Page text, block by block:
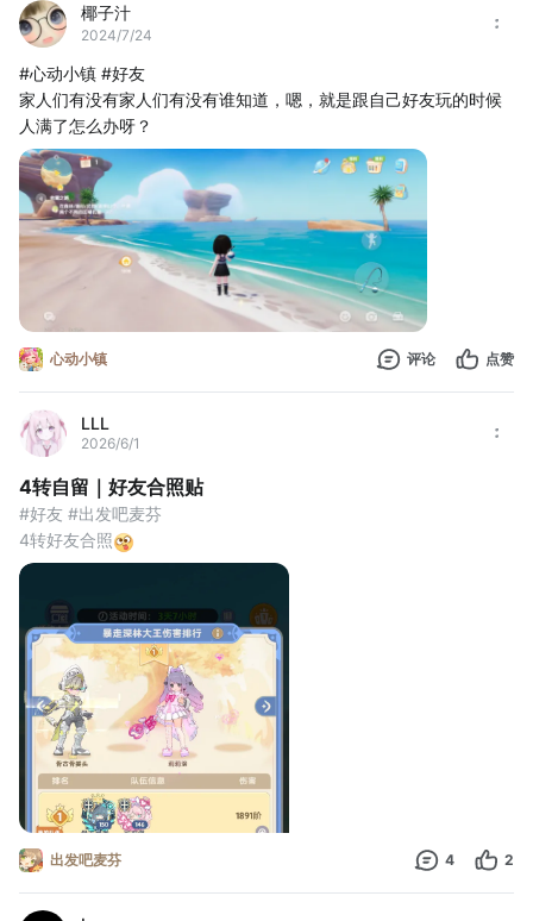
椰子汁
2024/7/24
#心动小镇 #好友
家人们有没有家人们有没有谁知道，嗯，就是跟自己好友玩的时候
人满了怎么办呀？
心动小镇 评论 点赞
LLL
2026/6/1
4转自留｜好友合照贴
#好友 #出发吧麦芬
4转好友合照
出发吧麦芬 4 2